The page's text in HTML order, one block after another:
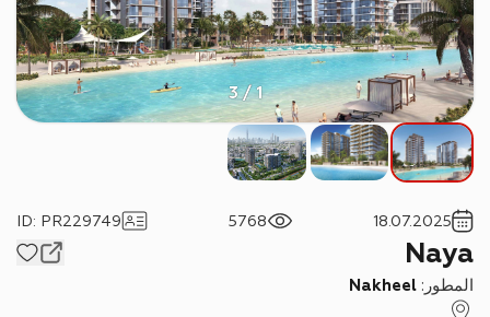
1 / 3
Naya
المطور: Nakheel
18.07.2025
5768
ID: PR229749